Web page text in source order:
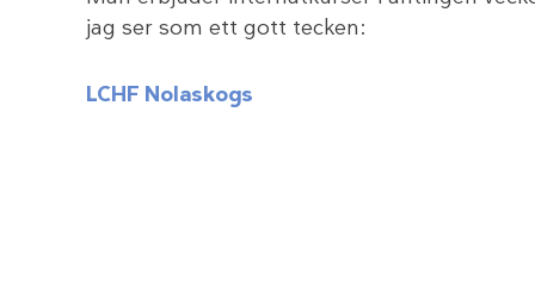
jag ser som ett gott tecken:
LCHF Nolaskogs